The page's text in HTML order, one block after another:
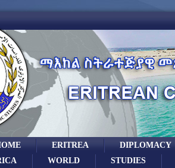
DIPLOMACY
ERITREA
STUDIES
WORLD